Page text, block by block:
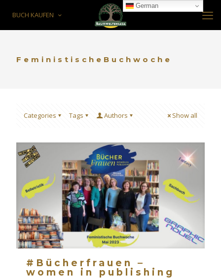
BUCH KAUFEN
FeministischeBuchwoche
Categories Tags Authors Show all
#Bücherfrauen –
women in publishing
German